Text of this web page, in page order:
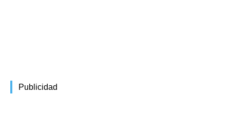
Publicidad